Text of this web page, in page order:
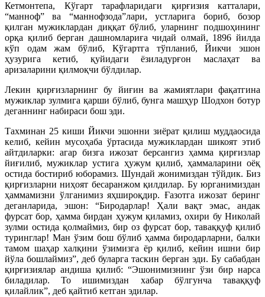
Кетмонтепа, Кўгарт тарафларидаги қирғизия катталари,
“манноф” ва “маннофзода”лари, устларига бориб, бозор
қилган мужиклардан диққат бўлиб, уларнинг подшоҳининг
орқа қилиб берган дашномлариға чидай олмай, 1896 йилда
кўп одам жам бўлиб, Кўгартга тўпланиб, Йикчи эшон
ҳузурига кетиб, қуйидаги ёзиладурғон маслаҳат ва
аризаларини қилмоқчи бўлдилар.
Лекин қирғизларнинг бу йиғин ва жамиятлари фақатгина
мужиклар зулмига қарши бўлиб, бунга машҳур Шодхон ботур
деганнинг набираси бош эди.
Тахминан 25 киши Йикчи эшонни зиёрат қилиш муддаосида
келиб, кейин мусоҳаба ўртасида мужиклардан шикоят этиб
айтдиларки: агар бизга ижозат берсангиз ҳамма қирғизлар
йиғилиб, мужиклар устига ҳужум қилиб, ҳаммаларини оёқ
остида бостириб юборамиз. Шундай жонимиздан тўйдик. Биз
қирғизларни ниҳоят бесаранжом қилдилар. Бу юрганимиздан
ҳаммамизни ўлганимиз яҳшироқдир. Ғазотга ижозат беринг
деганларида, эшон: “Биродарлар! Ҳали вақт эмас, андак
фурсат бор, ҳамма бирдан ҳужум қиламиз, охири бу Николай
зулми остида қолмаймиз, бир оз фурсат бор, таваққуф қилиб
туринглар! Ман ўзим бош бўлиб ҳамма биродарларни, балки
тамом шаҳар халқини ўзимизга ёр қилиб, кейин ишни бир
йўла бошлаймиз”, деб буларга таскин берган эди. Бу сабабдан
қирғизиялар андиша қилиб: “Эшонимизнинг ўзи бир нарса
биладилар. То ишимиздан хабар бўлгунча таваққуф
қилайлик”, деб қайтиб кетган эдилар.